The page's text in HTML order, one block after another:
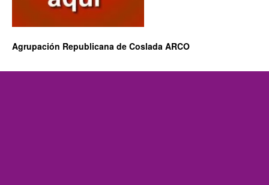
Agrupación Republicana de Coslada ARCO